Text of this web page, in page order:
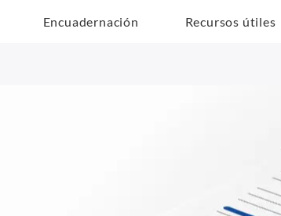
Encuadernación Recursos útiles